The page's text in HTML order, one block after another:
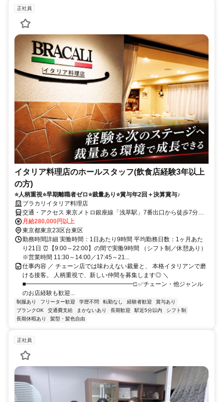
正社員
イタリア料理店のホールスタッフ(飲食店経験3年以上
の方)
⭐人柄重視⭐早期離職者ゼロ⭐裁量あり⭐賞与年2回＋決算賞与♪
ブラカリイタリア料理店
交通・アクセス 東京メトロ銀座線「浅草駅」7番出口から徒歩7分／
東武伊勢崎線「浅草駅」徒歩5分
月給280,000円以上
東京都東京23区台東区
勤務時間詳細 実働時間：1日あたり9時間 平均勤務日数：1ヶ月あた
り21日 ⏰【9:00～22:00】の間で実働9時間 （シフト制／休憩あり）
※営業時間 11:30～14:00／17:45～21...
仕事内容 ／ チェーン店では味わえない裁量と、 本格イタリアンで磨
ける接客。 人柄重視で、新しい仲間を募集します◎ ＼
■━━━━━━━━━━━━━━━━━━□ ✅チェーン・他ジャンル
のお店経験も歓迎...
制服あり フリーター歓迎 学歴不問 転勤なし 経験者歓迎
賞与あり
ブランクOK
交通費支給 まかないあり 長期歓迎 駅近5分以内
シフト制
長期休暇あり
髪型・髪色自由
正社員